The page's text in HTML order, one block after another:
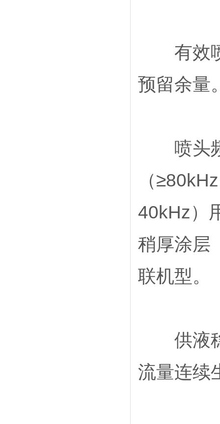
有效喷
预留余量
喷头频
（
40kHz）
稍厚涂层
联机型。
供液稳
流量连续